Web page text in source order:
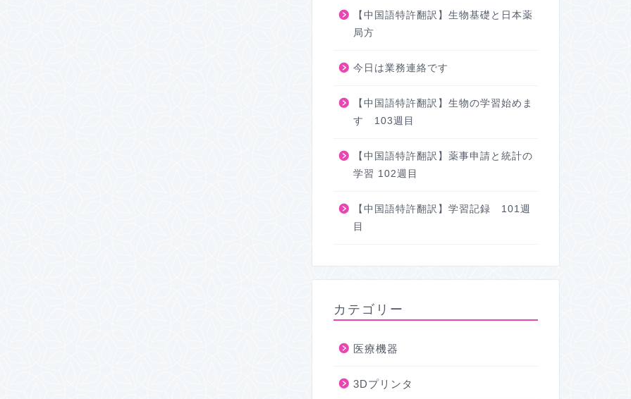
【中国語特許翻訳】生物基礎と日本薬
局方
今日は業務連絡です
【中国語特許翻訳】生物の学習始めま
す 103週目
【中国語特許翻訳】薬事申請と統計の
学習 102週目
【中国語特許翻訳】学習記録 101週
目
カテゴリー
医療機器
3Dプリンタ